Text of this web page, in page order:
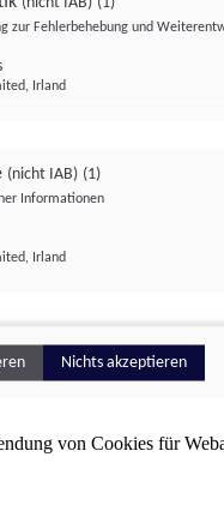
von Cookies für
zur Fehlerbehebung und
Irland
(nicht IAB) (1)
Informationen
Irland
Nichts akzeptieren